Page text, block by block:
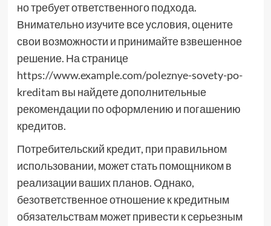
но требует ответственного подхода.
Внимательно изучите все условия, оцените
свои возможности и принимайте взвешенное
решение. На странице
https://www.example.com/poleznye-sovety-po-
kreditam вы найдете дополнительные
рекомендации по оформлению и погашению
кредитов.
Потребительский кредит, при правильном
использовании, может стать помощником в
реализации ваших планов. Однако,
безответственное отношение к кредитным
обязательствам может привести к серьезным